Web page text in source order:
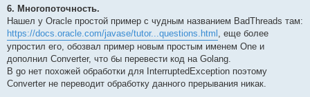
}
func (repeater *Repeater) amount() int {
	return repeater.to_repeat
}
func (repeater *Repeater) speak() {
	for i := 0; i < repeater.amount(); i++ {
		fmt.Println(repeater.message)
	}
}
/** generated method **/
func (catchException *CatchException)
	defer func() {
		if err := recover(); err != nil {
			exc := err.(Exception)
			switch exc.msg {
			case "Exception":
				fmt.Println("yes, I caught it")
6. Многопоточность.
Нашел у Oracle простой пример с чудным названием BadThreads там:
https://docs.oracle.com/javase/tutor...questions.html , еще более
упростил его, обозвал пример новым простым именем One и
дополнил Converter, что бы перевести код на Golang.
В go нет похожей обработки для InterruptedException поэтому
Converter не переводит обработку данного прерывания никак.